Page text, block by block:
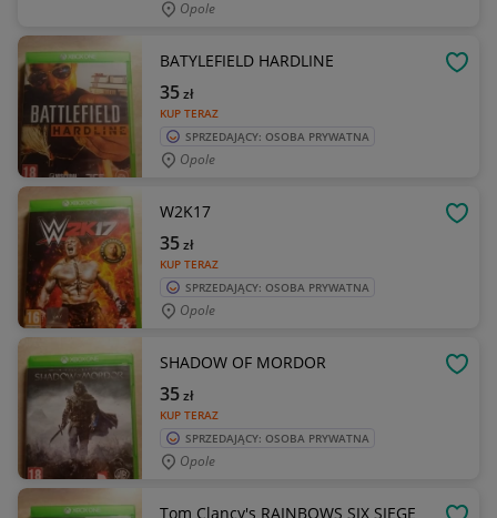
Opole
BATYLEFIELD HARDLINE
KUP TERAZ
35zł
SPRZEDAJĄCY: OSOBA PRYWATNA
Opole
W2K17
KUP TERAZ
35zł
SPRZEDAJĄCY: OSOBA PRYWATNA
Opole
SHADOW OF MORDOR
KUP TERAZ
35zł
SPRZEDAJĄCY: OSOBA PRYWATNA
Opole
Tom Clancy's RAINBOWS SIX SIEGE